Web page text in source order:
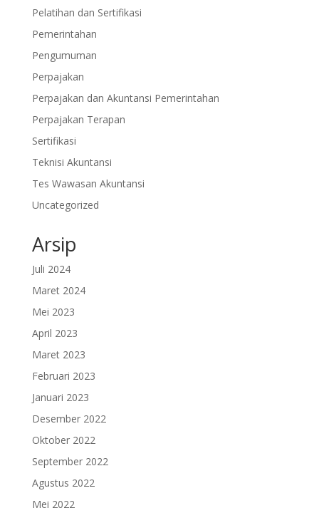
Pelatihan dan Sertifikasi
Pemerintahan
Pengumuman
Perpajakan
Perpajakan dan Akuntansi Pemerintahan
Perpajakan Terapan
Sertifikasi
Teknisi Akuntansi
Tes Wawasan Akuntansi
Uncategorized
Arsip
Juli 2024
Maret 2024
Mei 2023
April 2023
Maret 2023
Februari 2023
Januari 2023
Desember 2022
Oktober 2022
September 2022
Agustus 2022
Mei 2022